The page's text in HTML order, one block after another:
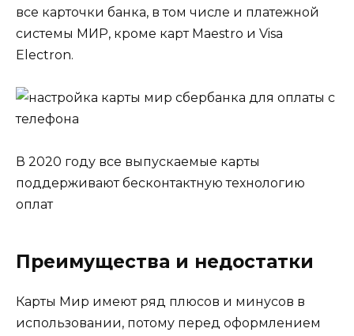
все карточки банка, в том числе и платежной
системы МИР, кроме карт Maestro и Visa
Electron.
В 2020 году все выпускаемые карты
поддерживают бесконтактную технологию
оплат
Преимущества и недостатки
Карты Мир имеют ряд плюсов и минусов в
использовании, потому перед оформлением